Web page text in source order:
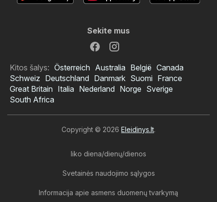
Sekite mus
Kitos šalys: Österreich Australia België Canada
Schweiz Deutschland Danmark Suomi France
Great Britain Italia Nederland Norge Sverige
South Africa
Copyright © 2026 Eleidinys.lt.
liko diena/dienų/dienos
Svetainės naudojimo sąlygos
Informacija apie asmens duomenų tvarkymą